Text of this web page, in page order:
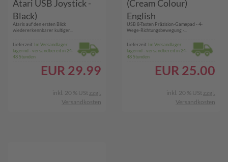
Atari USB Joystick -
Black)
Ataris auf den ersten Blick
wiedererkennbarer kultiger...
Lieferzeit: Im Versandlager
lagernd - versandbereit in 24-
48 Stunden
EUR 29.99
inkl. 20 % USt zzgl.
Versandkosten
(Cream Colour)
English
USB 8-Tasten Präzision-Gamepad - 4-
Wege-Richtungsbewegung -...
Lieferzeit: Im Versandlager
lagernd - versandbereit in 24-
48 Stunden
EUR 25.00
inkl. 20 % USt zzgl.
Versandkosten